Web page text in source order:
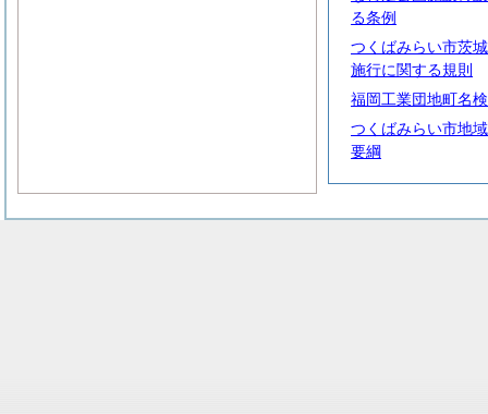
る条例
つくばみらい市茨
施行に関する規則
福岡工業団地町名
つくばみらい市地
要綱